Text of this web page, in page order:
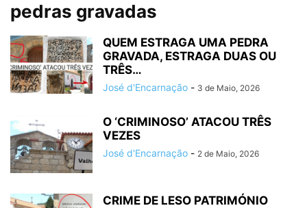
pedras gravadas
QUEM ESTRAGA UMA PEDRA
GRAVADA, ESTRAGA DUAS OU
TRÊS…
José d'Encarnação - 3 de Maio, 2026
O ‘CRIMINOSO’ ATACOU TRÊS
VEZES
José d'Encarnação - 2 de Maio, 2026
CRIME DE LESO PATRIMÓNIO